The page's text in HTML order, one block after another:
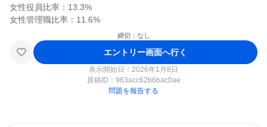
女性役員比率：13.3%
締切：なし
エントリー画面へ行く
表示開始日：2026年1月8日
原稿ID： 963acc62b6bac0ae
問題を報告する